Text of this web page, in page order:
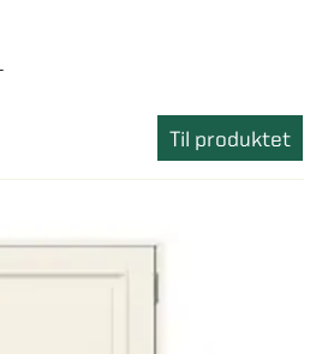
Til produktet